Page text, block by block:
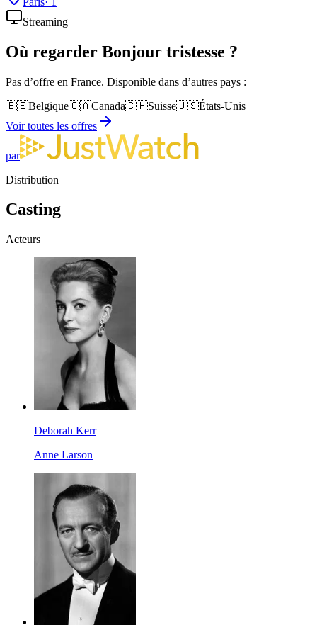
Streaming
Où regarder Bonjour tristesse ?
Pas d’offre en France. Disponible dans d’autres pays :
🇧🇪Belgique🇨🇦Canada🇨🇭Suisse🇺🇸États-Unis
Voir toutes les offres
par
Distribution
Casting
Acteurs
Deborah Kerr
Anne Larson